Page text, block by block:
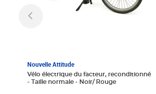
Nouvelle Attitude
Vélo électrique du facteur, reconditionné
- Taille normale - Noir/ Rouge